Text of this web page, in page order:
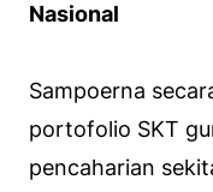
Nasional
Sampoerna
portofolio SKT
pencaharian